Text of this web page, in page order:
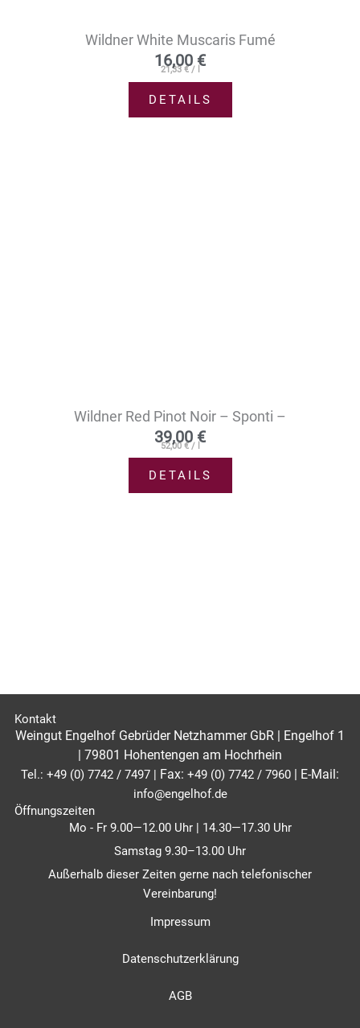
Wildner White Muscaris Fumé
16,00€
21,33 €/
DETAILS
Wildner Red Pinot Noir – Sponti –
39,00 €
52,00€/
DETAILS
Kontakt
Weingut Engelhof Gebrüder Netzhammer GbR | Engelhof 1
| 79801 Hohentengen am Hochrhein
Tel.: +49 (0) 7742 / 7497 | Fax: +49 (0) 7742 / 7960 | E-Mail:
info@engelhof.de
Öffnungszeiten
Mo - Fr 9.00—12.00 Uhr | 14.30—17.30 Uhr
Samstag 9.30–13.00 Uhr
Außerhalb dieser Zeiten gerne nach telefonischer
Vereinbarung!
Impressum
Datenschutzerklärung
AGB